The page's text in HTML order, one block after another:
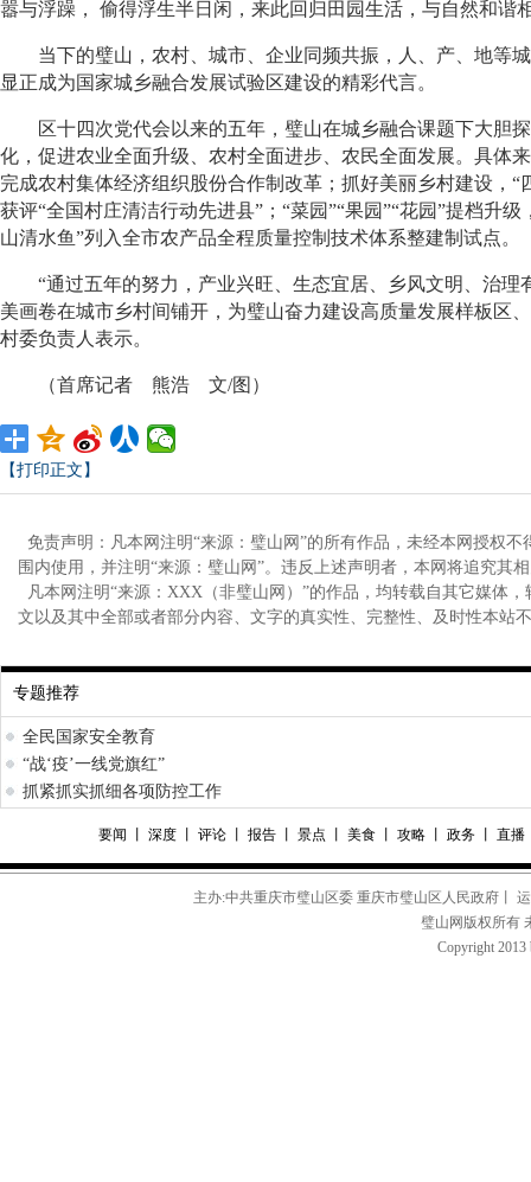
嚣与浮躁， 偷得浮生半日闲，来此回归田园生活，与自然和谐
当下的璧山，农村、城市、企业同频共振，人、产、地等城
显正成为国家城乡融合发展试验区建设的精彩代言。
区十四次党代会以来的五年，璧山在城乡融合课题下大胆探
化，促进农业全面升级、农村全面进步、农民全面发展。具体
完成农村集体经济组织股份合作制改革；抓好美丽乡村建设，
获评“全国村庄清洁行动先进县”；“菜园”“果园”“花园”提档升
山清水鱼”列入全市农产品全程质量控制技术体系整建制试点。
“通过五年的努力，产业兴旺、生态宜居、乡风文明、治理
美画卷在城市乡村间铺开，为璧山奋力建设高质量发展样板区
村委负责人表示。
（首席记者 熊浩 文/图）
【打印正文】
免责声明：凡本网注明“来源：璧山网”的所有作品，未经本网授权
围内使用，并注明“来源：璧山网”。违反上述声明者，本网将追究其
凡本网注明“来源：XXX（非璧山网）”的作品，均转载自其它媒体
文以及其中全部或者部分内容、文字的真实性、完整性、及时性本站
专题推荐
全民国家安全教育
“战‘疫’一线党旗红”
抓紧抓实抓细各项防控工作
要闻 深度 评论 报告 景点 美食 攻略 政务 直播
主办:中共重庆市璧山区委 重庆市璧山区人民政府丨
璧山网版权所有
Copyright